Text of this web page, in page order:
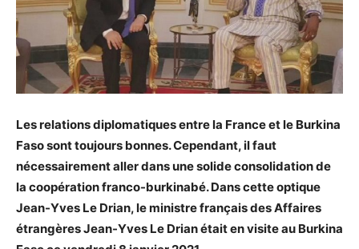
Les relations diplomatiques entre la France et le Burkina
Faso sont toujours bonnes. Cependant, il faut
nécessairement aller dans une solide consolidation de
la coopération franco-burkinabé. Dans cette optique
Jean-Yves Le Drian, le ministre français des Affaires
étrangères Jean-Yves Le Drian était en visite au Burkina